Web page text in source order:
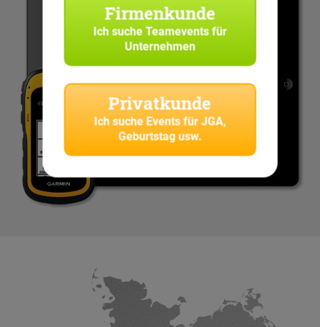
Firmenkunde
Ich sucheTeamevents für
Unternehmen
Privatkunde
Ich suche Events für JGA,
Geburtstag usw.